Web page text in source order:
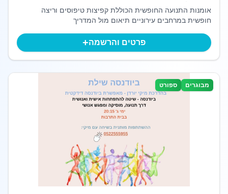
אומנות התנועה החופשית הכוללת קפיצות טיפוסים וריצה
חופשית במרחבים עירוניים תיאום מול המדריך
פרטים והרשמה+
מבוגרים ספורט